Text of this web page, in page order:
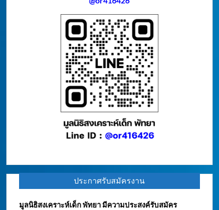
ประกาศรับสมัครงาน
มูลนิธิสงเคราะห์เด็ก พัทยา มีความประสงค์รับสมัคร